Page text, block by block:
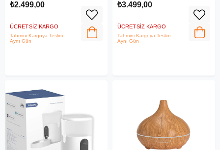
₺2.499,00
ÜCRETSIZ KARGO
Tahmini Kargoya Teslim:
Aynı Gün
₺3.499,00
ÜCRETSIZ KARGO
Tahmini Kargoya Teslim:
Aynı Gün